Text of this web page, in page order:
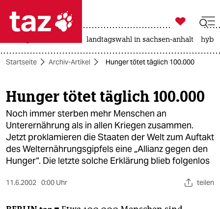
 taz zahl ich
taz zahl ich
themen
politik
öko
gesellschaft
kultur

taz zahl ich
landtagswahl in sachsen-anhalt
Startseite Archiv-Artikel Hunger tötet täglich 100.000
Hunger tötet täglich 100.000
Noch immer sterben mehr Menschen an
Unterernährung als in allen Kriegen zusammen.
Jetzt proklamieren die Staaten der Welt zum Auftakt
des Welternährungsgipfels eine „Allianz gegen den
Hunger“. Die letzte solche Erklärung blieb folgenlos
11.6.2002 0:00 Uhr teilen